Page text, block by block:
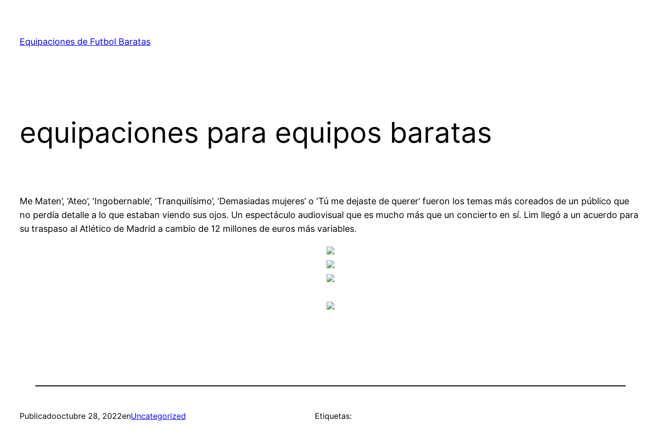
contenido
Equipaciones de Futbol Baratas
equipaciones para equipos baratas
Me Maten’, ‘Ateo’, ‘Ingobernable’, ‘Tranquilísimo’, ‘Demasiadas mujeres’ o ‘Tú me dejaste de querer’ fueron los temas más coreados de un público que
no perdía detalle a lo que estaban viendo sus ojos. Un espectáculo audiovisual que es mucho más que un concierto en sí. Lim llegó a un acuerdo para
su traspaso al Atlético de Madrid a cambio de 12 millones de euros más variables.
Publicadooctubre 28, 2022enUncategorized Etiquetas: